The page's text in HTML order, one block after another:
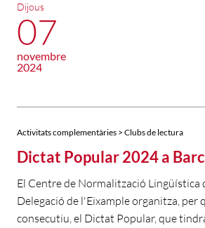
Dijous
07
novembre
2024
Activitats complementàries > Clubs de lectura
Dictat Popular 2024 a
El Centre de Normalització Lingüística
Delegació de l'Eixample organitza, per
consecutiu, el Dictat Popular, que